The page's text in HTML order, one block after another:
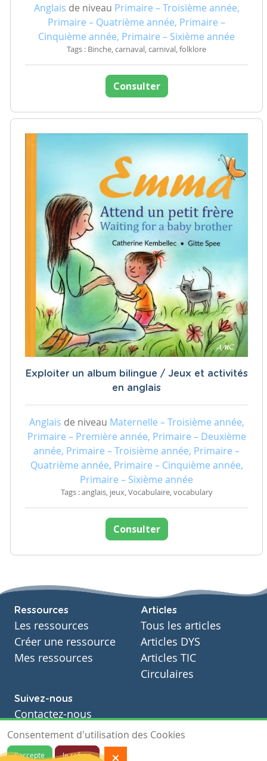
Anglais de niveau Primaire – Troisième année,
Primaire – Quatrième année, Primaire –
Cinquième année, Primaire – Sixième année
Tags : Binche, carnaval, carnival, folklore
Consulter
Exploiter un album bilingue / Jeux et activités
en anglais
Anglais de niveau Maternelle – Troisième année,
Primaire – Première année, Primaire – Deuxième
année, Primaire – Troisième année, Primaire –
Quatrième année, Primaire – Cinquième année,
Primaire – Sixième année
Tags : anglais, jeux, Vocabulaire, vocabulary
Consulter
Ressources
Les ressources
Créer une ressource
Mes ressources
Articles
Tous les articles
Articles DYS
Articles TIC
Circulaires
Suivez-nous
Contactez-nous
Soutien scolaire
Notre page Facebook
Consentement d'utilisation des Cookies
J'accepte Je refuse